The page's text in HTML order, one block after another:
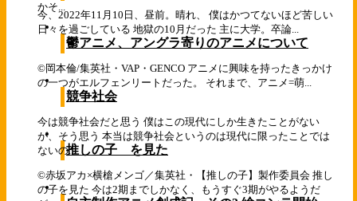
かそ...
今、2022年11月10日、昼前。晴れ、 僕はかつてないほど苦しい
日々を過ごしている 地獄の10月だった 主に大学。卒論...
鬱アニメ、アングラ寄りのアニメについて
©岡本倫/集英社・VAP・GENCO アニメに興味を持ったきっかけ
の一つがエルフェンリートだった。 それまで、アニメ=萌...
競争社会
今は競争社会だと思う 僕はこの現代にしか生きたことがない
が、そう思う 本当は競争社会というのは現代に限ったことでは
ないの...推しの子 を見た
©赤坂アカ×横槍メンゴ／集英社・【推しの子】製作委員会 推し
の子を見た 今は2期までしかなく、もうすぐ3期がやるようだ